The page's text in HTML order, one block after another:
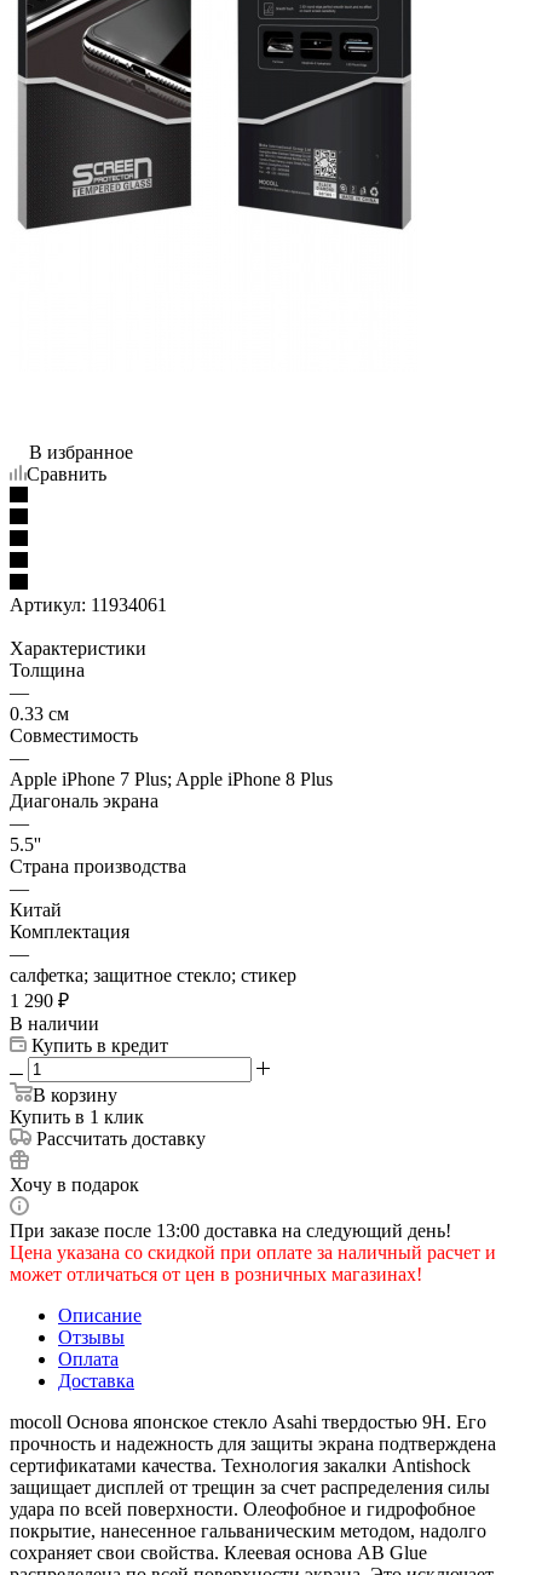
В избранное
Сравнить
Артикул: 11934061
Характеристики
Толщина
—
0.33 см
Совместимость
—
Apple iPhone 7 Plus; Apple iPhone 8 Plus
Диагональ экрана
—
5.5''
Страна производства
—
Китай
Комплектация
—
салфетка; защитное стекло; стикер
1 290 ₽
В наличии
Купить в кредит
В корзину
Купить в 1 клик
Рассчитать доставку
Хочу в подарок
При заказе после 13:00 доставка на следующий день!
Цена указана со скидкой при оплате за наличный расчет и
может отличаться от цен в розничных магазинах!
Описание
Отзывы
Оплата
Доставка
mocoll Основа японское стекло Asahi твердостью 9H. Его
прочность и надежность для защиты экрана подтверждена
сертификатами качества. Технология закалки Antishock
защищает дисплей от трещин за счет распределения силы
удара по всей поверхности. Олеофобное и гидрофобное
покрытие, нанесенное гальваническим методом, надолго
сохраняет свои свойства. Клеевая основа AB Glue